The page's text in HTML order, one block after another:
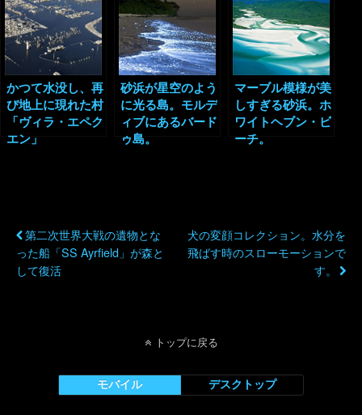
かつて水没し、再
び地上に現れた村
「ヴィラ・エペク
エン」
砂浜が星空のよう
に光る島。モルデ
ィブにあるバード
ゥ島。
マーブル模様が美
しすぎる砂浜。ホ
ワイトヘブン・ビ
ーチ。
第二次世界大戦の遺物とな
った船「SS Ayrfield」が森と
して復活
犬の変顔コレクション。水分を
飛ばす時のスローモーションで
す。
トップに戻る
モバイル デスクトップ